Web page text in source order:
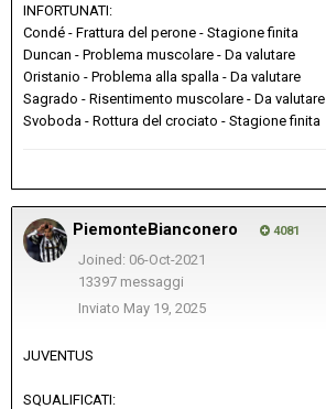
INFORTUNATI:
Condé - Frattura del perone - Stagione finita
Duncan - Problema muscolare - Da valutare
Oristanio - Problema alla spalla - Da valutare
Sagrado - Risentimento muscolare - Da valutare
Svoboda - Rottura del crociato - Stagione finita
PiemonteBianconero 4081
Joined: 06-Oct-2021
13397 messaggi
Inviato May 19, 2025
JUVENTUS
SQUALIFICATI: